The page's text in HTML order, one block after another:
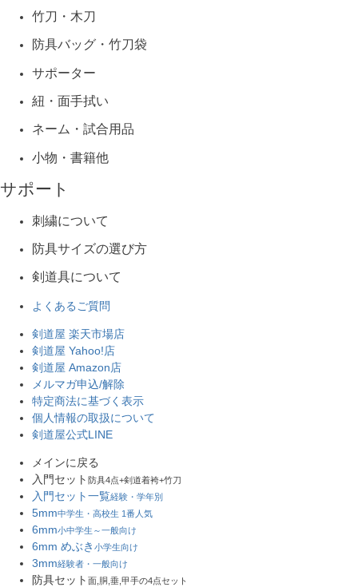
竹刀・木刀
防具バッグ・竹刀袋
サポーター
紐・面手拭い
ネーム・試合用品
小物・書籍他
サポート
刺繍について
防具サイズの選び方
剣道具について
よくあるご質問
剣道屋 楽天市場店
剣道屋 Yahoo!店
剣道屋 Amazon店
メルマガ申込/解除
特定商法に基づく表示
個人情報の取扱について
剣道屋公式LINE
メインに戻る
入門セット 防具4点+剣道着袴+竹刀
入門セット一覧経験・学年別
5mm中学生・高校生 1番人気
6mm小中学生～一般向け
6mm めぶき 小学生向け
3mm経験者・一般向け
防具セット 面,胴,垂,甲手の4点セット